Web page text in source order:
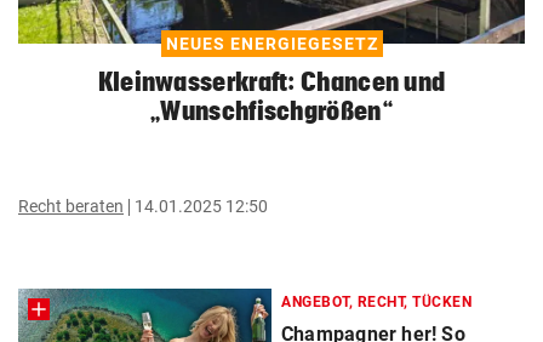
NEUES ENERGIEGESETZ
Kleinwasserkraft: Chancen und
„Wunschfischgrößen“
Recht beraten 14.01.2025 12:50
ANGEBOT, RECHT, TÜCKEN
Champagner her! So